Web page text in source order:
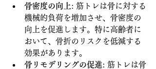
骨密度の向上: 筋トレは骨に対する
機械的負荷を増加させ、骨密度の
向上を促進します。特に高齢者に
おいて、骨折のリスクを低減する
効果があります。
骨リモデリングの促進: 筋トレは骨